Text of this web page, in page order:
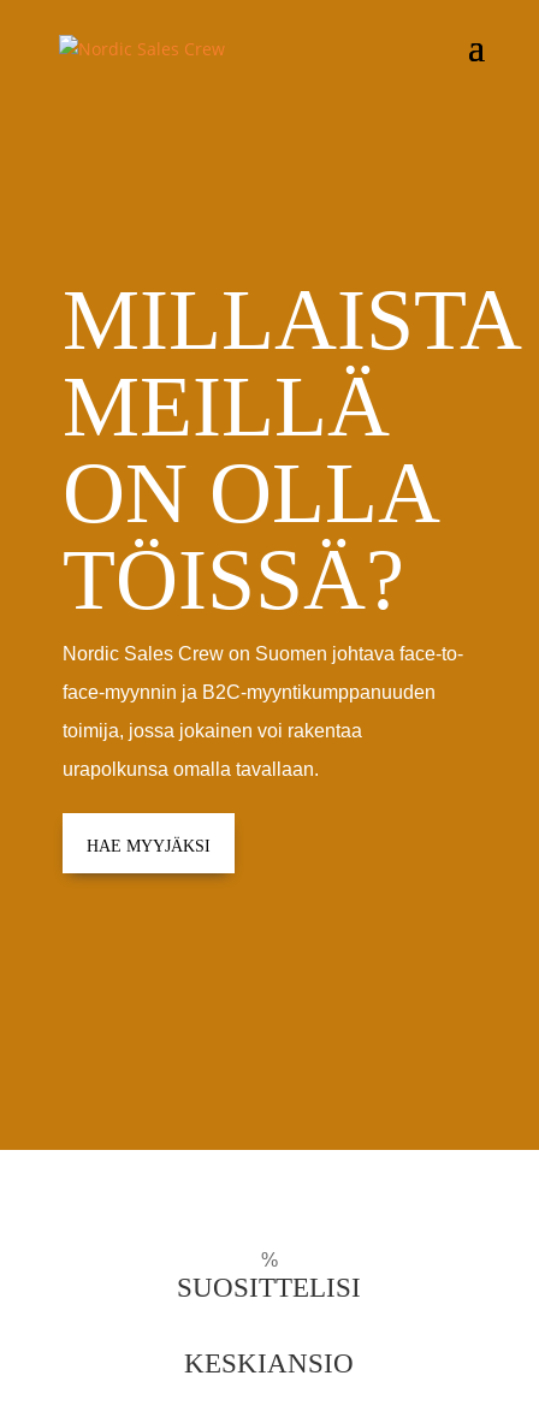
MILLAISTA
MEILLÄ
ON OLLA
TÖISSÄ?
Nordic Sales Crew on Suomen johtava face-to-
face-myynnin ja B2C-myyntikumppanuuden
toimija, jossa jokainen voi rakentaa
urapolkunsa omalla tavallaan.
HAE MYYJÄKSI
%
SUOSITTELISI
KESKIANSIO